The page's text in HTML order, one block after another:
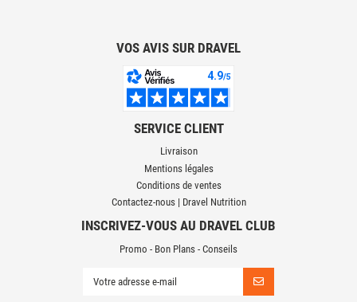
VOS AVIS SUR DRAVEL
SERVICE CLIENT
Livraison
Mentions légales
Conditions de ventes
Contactez-nous | Dravel Nutrition
INSCRIVEZ-VOUS AU DRAVEL CLUB
Promo - Bon Plans - Conseils